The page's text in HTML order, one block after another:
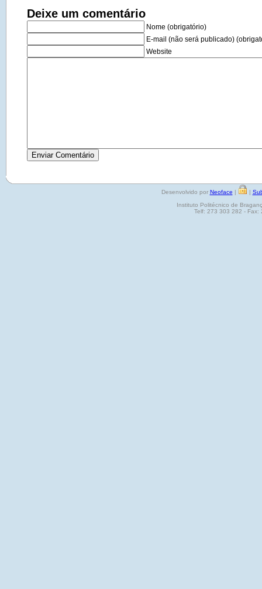
Deixe um comentário
Nome (obrigatório)
E-mail (não será publicado)
Website
Desenvolvido por Neoface | |
Instituto Politécnico de
Telf: 273 303 282 - Fax: